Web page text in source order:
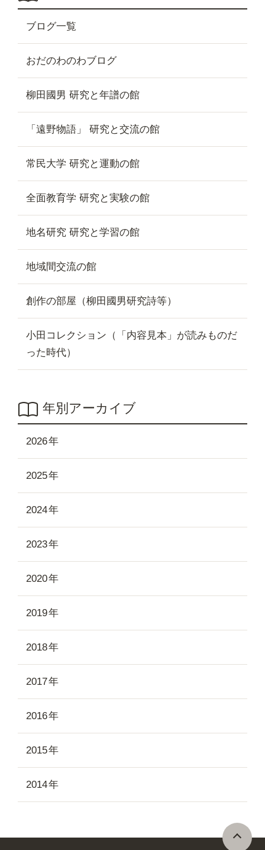
ブログ一覧
おだのわのわブログ
柳田國男 研究と年譜の館
「遠野物語」 研究と交流の館
常民大学 研究と運動の館
全面教育学 研究と実験の館
地名研究 研究と学習の館
地域間交流の館
創作の部屋（柳田國男研究詩等）
小田コレクション（「内容見本」が読みものだ
った時代）
年別アーカイブ
2026
2025
2024
2023
2020
2019
2018
2017
2016
2015
2014